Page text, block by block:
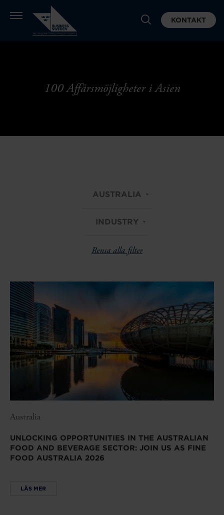
KONTAKT
100 Affärsmöjligheter i Asien
AUSTRALIA
INDUSTRY
Rensa alla filter
Australia
UNLOCKING OPPORTUNITIES IN THE AUSTRALIAN
FOOD AND BEVERAGE SECTOR: JOIN US AS FINE
FOOD AUSTRALIA 2026
LÄS MER